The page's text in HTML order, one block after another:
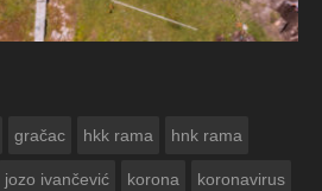
gračac hkk rama hnk rama
jozo ivančević korona koronavirus